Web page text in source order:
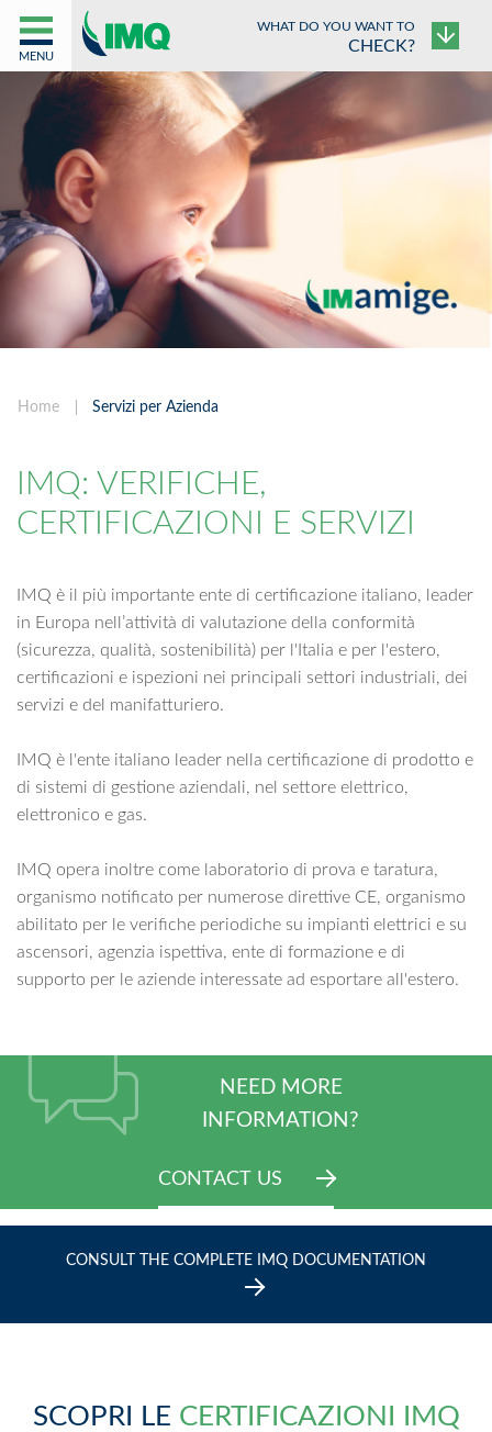
MENU
WHAT DO YOU WANT TO
CHECK?
Home Servizi per Azienda
IMQ: VERIFICHE,
CERTIFICAZIONI E SERVIZI
IMQ è il più importante ente di certificazione italiano, leader
in Europa nell’attività di valutazione della conformità
(sicurezza, qualità, sostenibilità) per l'Italia e per l'estero,
certificazioni e ispezioni nei principali settori industriali, dei
servizi e del manifatturiero.
IMQ è l'ente italiano leader nella certificazione di prodotto e
di sistemi di gestione aziendali, nel settore elettrico,
elettronico e gas.
IMQ opera inoltre come laboratorio di prova e taratura,
organismo notificato per numerose direttive CE, organismo
abilitato per le verifiche periodiche su impianti elettrici e su
ascensori, agenzia ispettiva, ente di formazione e di
supporto per le aziende interessate ad esportare all'estero.
NEED MORE
INFORMATION?
CONTACT US
CONSULT THE COMPLETE IMQ DOCUMENTATION
SCOPRI LE CERTIFICAZIONI IMQ